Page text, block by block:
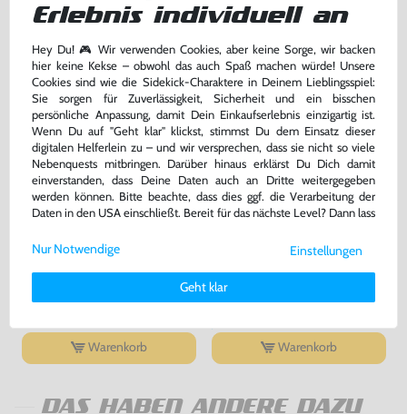
Warenkorb Warenkorb
Super Mario World 1
Modul, gebraucht
Warenkorb
-25%
Original SNES / Super Famicom
Controller SHVC-005
sehr guter Zustand, gebraucht
-25%
Warenkorb
DAS HABEN ANDERE DAZU
Erlebnis individuell an
Hey Du! 🎮 Wir verwenden Cookies, aber keine Sorge, wir backen
hier keine Kekse – obwohl das auch Spaß machen würde! Unsere
Cookies sind wie die Sidekick-Charaktere in Deinem Lieblingsspiel:
Sie sorgen für Zuverlässigkeit, Sicherheit und ein bisschen
persönliche Anpassung, damit Dein Einkaufserlebnis einzigartig ist.
Wenn Du auf "Geht klar" klickst, stimmst Du dem Einsatz dieser
digitalen Helferlein zu – und wir versprechen, dass sie nicht so viele
Nebenquests mitbringen. Darüber hinaus erklärst Du Dich damit
einverstanden, dass Deine Daten auch an Dritte weitergegeben
werden können. Bitte beachte, dass dies ggf. die Verarbeitung der
Daten in den USA einschließt. Bereit für das nächste Level? Dann lass
Weitere Informationen zu den von uns verwendeten Cookies und
Deinen Rechten als Nutzer findest Du in unsererDaten­schutz­
Impressum.
Einstellungen
Geht klar
Nur Notwendige